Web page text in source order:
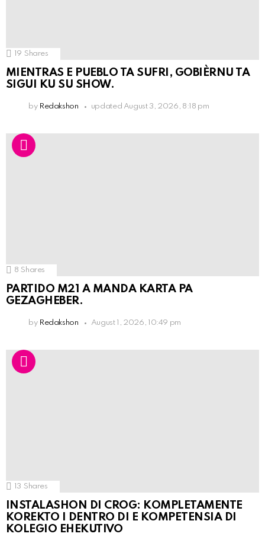
19 Shares
MIENTRAS E PUEBLO TA SUFRI, GOBIÈRNU TA
SIGUI KU SU SHOW.
by Redakshon updated August 3, 2026, 8:18 pm
8 Shares
PARTIDO M21 A MANDA KARTA PA
GEZAGHEBER.
by Redakshon August 1, 2026, 10:49 pm
13 Shares
INSTALASHON DI CROG: KOMPLETAMENTE
KOREKTO I DENTRO DI E KOMPETENSIA DI
KOLEGIO EHEKUTIVO